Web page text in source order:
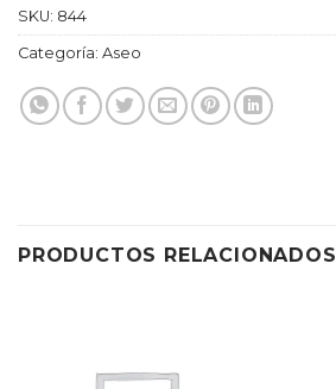
SKU: 844
Categoría: Aseo
PRODUCTOS RELACIONADOS